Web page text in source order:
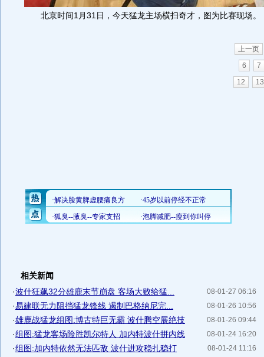
北京时间1月31日，今天猛龙主场横扫奇才，图为比赛现场。
上一页
6
7
12
13
相关新闻
08-01-27 06:16
·波什狂飙32分雄鹿末节崩盘 客场大败给猛...
08-01-26 10:56
·易建联无力阻挡猛龙锋线 遏制巴格纳尼完...
08-01-26 09:44
·雄鹿战猛龙组图:博古特巨无霸 波什腾空展绝技
08-01-24 16:20
·组图:猛龙客场险胜凯尔特人 加内特波什拼内线
08-01-24 11:16
·组图:加内特依然无法匹敌 波什进攻稳扎稳打